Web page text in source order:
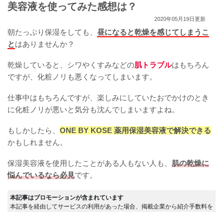
美容液を使ってみた感想は？
2020年05月19日更新
朝たっぷり保湿をしても、 昼になると乾燥を感じてしまうこ
とはありませんか？
乾燥していると、シワやくすみなどの肌トラブルはもちろん
ですが、化粧ノリも悪くなってしまいます。
仕事中はもちろんですが、楽しみにしていたおでかけのとき
に化粧ノリが悪いと気分も沈んでしまいますよね。
もしかしたら、 ONE BY KOSE 薬用保湿美容液で解決できる
かもしれません。
保湿美容液を使用したことがある人もない人も、 肌の乾燥に
悩んでいるなら必見です。
本記事はプロモーションが含まれています
本記事を経由してサービスの利用があった場合、掲載企業から紹介手数料を